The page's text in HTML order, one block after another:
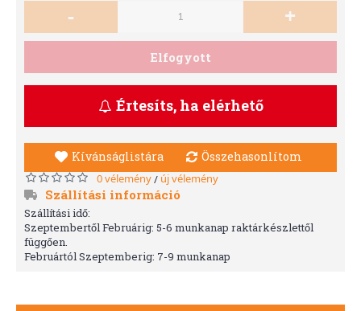
- +
Elfogyott
Értesíts, ha elérhető
Kívánságlistára Összehasonlítom
0 vélemény/ új vélemény
Szállítási információ
Szállítási idő:
Szeptembertől Februárig: 5-6 munkanap raktárkészlettől
függően.
Februártól Szeptemberig: 7-9 munkanap